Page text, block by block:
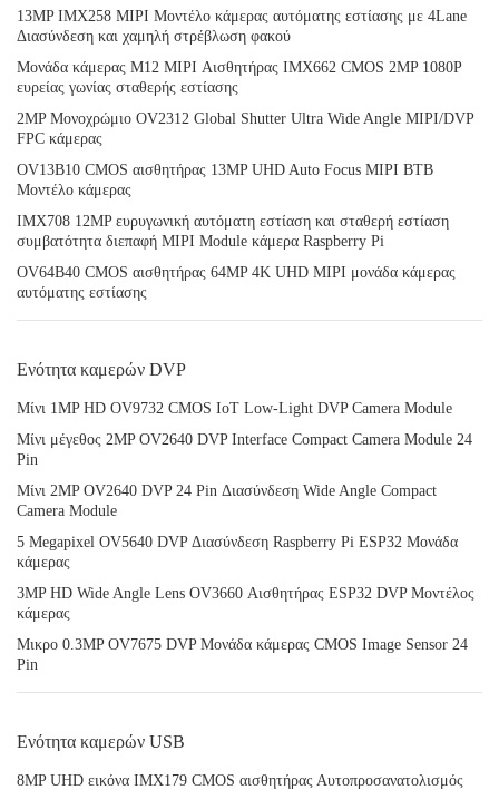
13MP IMX258 MIPI Μοντέλο κάμερας αυτόματης εστίασης με 4Lane
Διασύνδεση και χαμηλή στρέβλωση φακού
Μονάδα κάμερας M12 MIPI Αισθητήρας IMX662 CMOS 2MP 1080P
ευρείας γωνίας σταθερής εστίασης
2MP Μονοχρώμιο OV2312 Global Shutter Ultra Wide Angle MIPI/DVP
FPC κάμερας
OV13B10 CMOS αισθητήρας 13MP UHD Auto Focus MIPI BTB
Μοντέλο κάμερας
IMX708 12MP ευρυγωνική αυτόματη εστίαση και σταθερή εστίαση
συμβατότητα διεπαφή MIPI Module κάμερα Raspberry Pi
OV64B40 CMOS αισθητήρας 64MP 4K UHD MIPI μονάδα κάμερας
αυτόματης εστίασης
Ενότητα καμερών DVP
Μίνι 1MP HD OV9732 CMOS IoT Low-Light DVP Camera Module
Μίνι μέγεθος 2MP OV2640 DVP Interface Compact Camera Module 24
Pin
Μίνι 2MP OV2640 DVP 24 Pin Διασύνδεση Wide Angle Compact
Camera Module
5 Megapixel OV5640 DVP Διασύνδεση Raspberry Pi ESP32 Μονάδα
κάμερας
3MP HD Wide Angle Lens OV3660 Αισθητήρας ESP32 DVP Μοντέλος
κάμερας
Μικρο 0.3MP OV7675 DVP Μονάδα κάμερας CMOS Image Sensor 24
Pin
Ενότητα καμερών USB
8MP UHD εικόνα IMX179 CMOS αισθητήρας Αυτοπροσανατολισμός